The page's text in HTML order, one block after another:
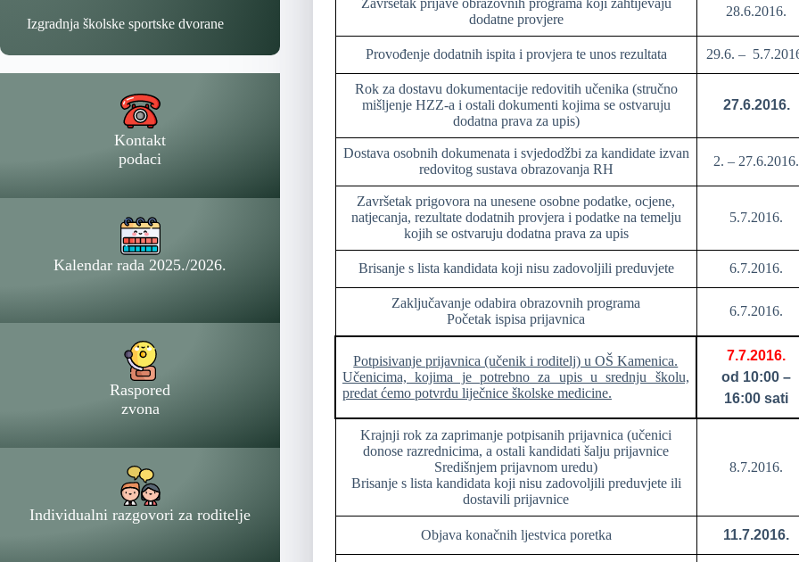
Završetak prijave obrazovnih programa koji zahtijevaju
dodatne provjere
28.6.2016.
Provođenje dodatnih ispita i provjera te unos rezultata 29.6. –
Rok za dostavu dokumentacije redovitih učenika (stručno
mišljenje HZZ-a i ostali dokumenti kojima se ostvaruju
dodatna prava za upis)
27.6.2016.
Dostava osobnih dokumenata i svjedodžbi za kandidate izvan
redovitog sustava obrazovanja RH
2. – 27.6.2016.
Završetak prigovora na unesene osobne podatke, ocjene,
natjecanja, rezultate dodatnih provjera i podatke na temelju
kojih se ostvaruju dodatna prava za upis
5.7.2016.
Brisanje s lista kandidata koji nisu zadovoljili preduvjete 6.7.2016.
Zaključavanje odabira obrazovnih programa
Početak ispisa prijavnica
6.7.2016.
Potpisivanje prijavnica (učenik i roditelj) u OŠ Kamenica.
Učenicima, kojima je potrebno za upis u srednju školu,
predat ćemo potvrdu liječnice školske medicine.
7.7.2016.
od 10:00 –
16:00 sati
Krajnji rok za zaprimanje potpisanih prijavnica (učenici
donose razrednicima, a ostali kandidati šalju prijavnice
Središnjem prijavnom uredu)
Brisanje s lista kandidata koji nisu zadovoljili preduvjete ili
dostavili prijavnice
8.7.2016.
Objava konačnih ljestvica poretka 11.7.2016.
Izgradnja školske sportske dvorane
Kontakt
podaci
Kalendar rada 2025./2026.
Raspored
zvona
Individualni razgovori za roditelje